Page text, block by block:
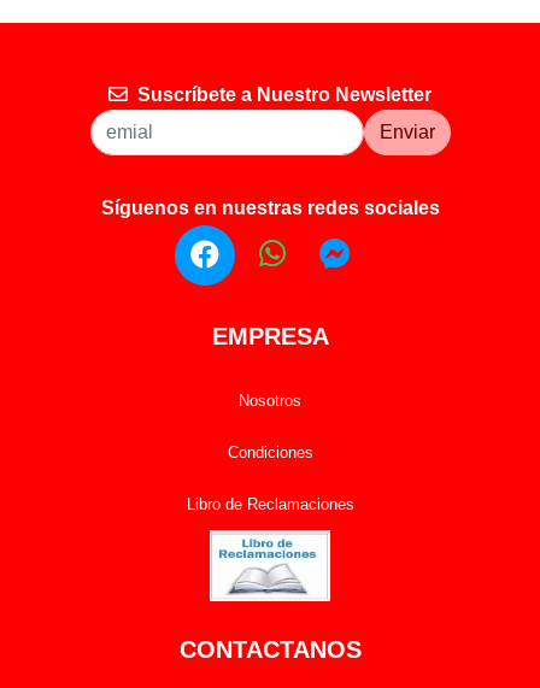
Suscríbete a Nuestro Newsletter
Enviar
Síguenos en nuestras redes sociales
EMPRESA
Nosotros
Condiciones
Libro de Reclamaciones
CONTACTANOS